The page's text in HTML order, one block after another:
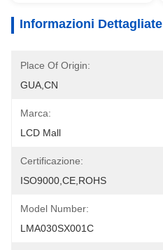
Informazioni Dettagliate
Place Of Origin:
GUA,CN
Marca:
LCD Mall
Certificazione:
ISO9000,CE,ROHS
Model Number:
LMA030SX001C